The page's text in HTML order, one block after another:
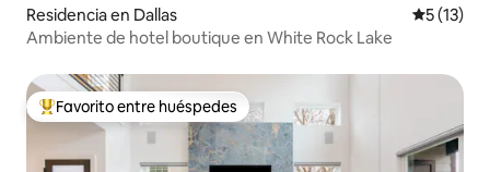
Residencia en Dallas
5 (13)
Ambiente de hotel boutique en White Rock Lake
De los mejores en Favorito entre huéspedes
Favorito entre huéspedes